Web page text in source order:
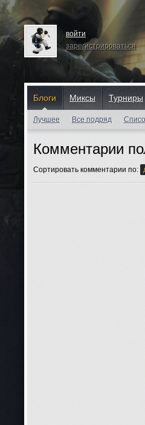
войти
зарегистрироваться
Блоги Миксы Турниры
Лучшее Все подряд
Комментарии
Сортировать комментарии по: